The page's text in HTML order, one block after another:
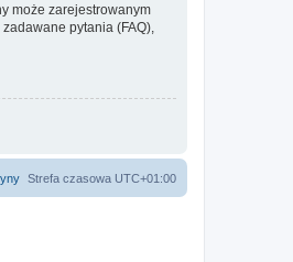
może zarejestrowanym
pytania (FAQ),
Strefa czasowa UTC+01:00